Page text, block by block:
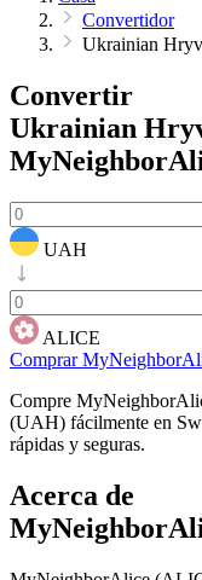
Convertidor
Ukrainian
Convertir
Ukrainian
UAH
ALICE
Comprar
Compre
(UAH) fácilmente en
rápidas y seguras.
Acerca de